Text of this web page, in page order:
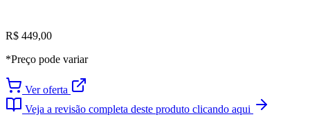
R$ 449,00
*Preço pode variar
Ver oferta
Veja a revisão completa deste produto clicando aqui